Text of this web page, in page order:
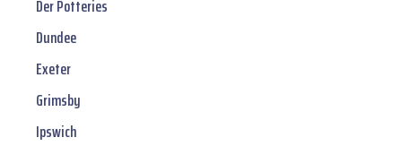
Der Potteries
Dundee
Exeter
Grimsby
Ipswich